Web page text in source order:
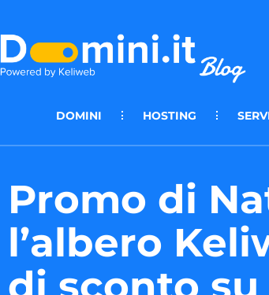
DOMINI HOSTING
Promo di
l’albero